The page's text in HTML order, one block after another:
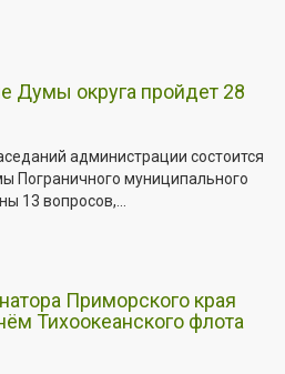
Думы округа пройдет 28
администрации состоится
Пограничного муниципального
13 вопросов,...
Приморского края
Тихоокеанского флота